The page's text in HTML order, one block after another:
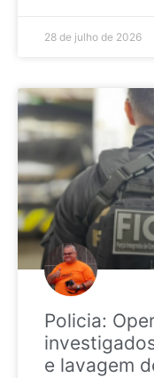
28 de julho de 2026
Policia:
e lavagem